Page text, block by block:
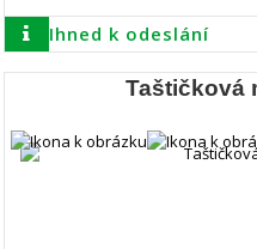
Ihned k odeslání
Taštičková